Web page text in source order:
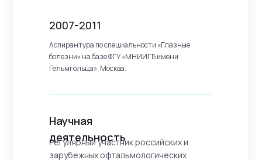
Научная
деятельность
Регулярный участник российских и
зарубежных офтальмологических
2007-2011
Аспирантура по специальности «Глазные
болезни» на базе ФГУ «МНИИГБ имени
Гельмгольца», Москва.